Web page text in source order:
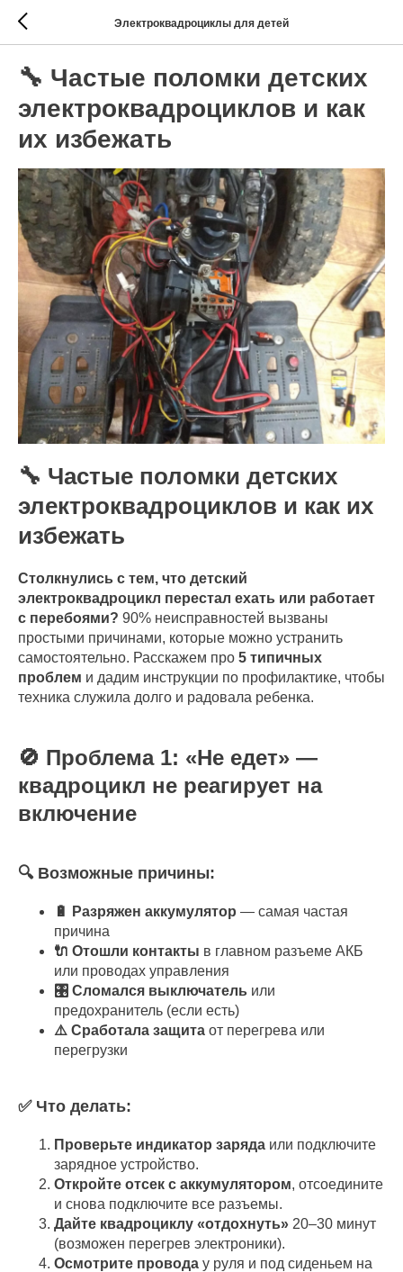
Электроквадроциклы для детей
🔧 Частые поломки детских
электроквадроциклов и как
их избежать
🔧 Частые поломки детских
электроквадроциклов и как их
избежать
Столкнулись с тем, что детский
электроквадроцикл перестал ехать или работает
с перебоями? 90% неисправностей вызваны
простыми причинами, которые можно устранить
самостоятельно. Расскажем про 5 типичных
проблем и дадим инструкции по профилактике, чтобы
техника служила долго и радовала ребенка.
🚫 Проблема 1: «Не едет» —
квадроцикл не реагирует на
включение
🔍 Возможные причины:
🔋 Разряжен аккумулятор — самая частая
причина
🔌 Отошли контакты в главном разъеме АКБ
или проводах управления
🎛️ Сломался выключатель или
предохранитель (если есть)
⚠️ Сработала защита от перегрева или
перегрузки
✅ Что делать:
Проверьте индикатор заряда или подключите
зарядное устройство.
Откройте отсек с аккумулятором, отсоедините
и снова подключите все разъемы.
Дайте квадроциклу «отдохнуть» 20–30 минут
(возможен перегрев электроники).
Осмотрите провода у руля и под сиденьем на